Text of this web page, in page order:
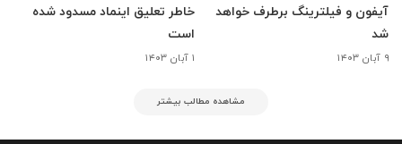
آیفون و فیلترینگ برطرف خواهد
شد
۹ آبان ۱۴۰۳
خاطر تعلیق اینماد مسدود شده
است
۱ آبان ۱۴۰۳
مشاهده مطالب بیشتر